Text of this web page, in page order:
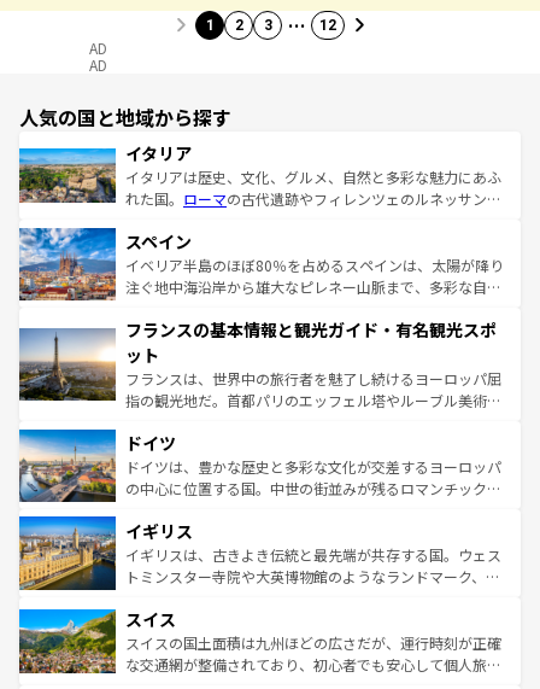
1 2 3 … 12
AD
AD
人気の国と地域から探す
イタリア
イタリアは歴史、文化、グルメ、自然と多彩な魅力にあふ
れた国。 ローマの古代遺跡やフィレンツェのルネッサンス
ろん、トスカーナの美しい田園風景やアマルフィ海岸の絶
景など、自然景観も見逃せない。観光の合間には、本場の
ピザやパスタなど、絶品のイタリア料理を堪能することも
ませてくれるイタリアで、忘れられない旅をしてみよう！
なお、新着のイタリア情報は
しい。
スペイン
イベリア半島のほぼ80％を占めるスペインは、太陽が降り
注ぐ地中海沿岸から雄大なピレネー山脈まで、多彩な自然
文化が根付くこの国では、情熱的なフラメンコ、熱気あふ
れる闘牛、そして美味しいタパスが生活の一部となってい
る。首都マドリードの洗練された雰囲気や、バルセロナの
アートに溢れた街角から、地方では古代ローマ遺跡や中世
せる。地方によって風土や気候が異なるスペインはその個
性で訪れる人を魅了する。 なお、新着のスペイン情報は コ
ンテンツ一覧を参照してほしい。
フランスの基本情報と観光ガイド・有名観光スポ
ット
フランスは、世界中の旅行者を魅了し続けるヨーロッパ屈
指の観光地だ。首都パリのエッフェル塔やルーブル美術館
で、幅広い魅力が詰まっている。華麗な宮殿、歴史的な大
聖堂、美しいビーチ、そして豊かな自然が、訪れる者を心
から魅了する。また、フランスは美食の国としても知ら
いる。シャンパンの発祥地であるランス、プロヴァンスの
香り高いラベンダー畑など、多彩な楽しみ方が可能だ。さ
らに、パリ以外の地域にも魅力が溢れており、どの街角に
れる地方に足を運ぶとそれぞれで全く異なる文化を体験で
きるだろう。 なお、新着のフランス情報はコンテンツ一覧
を参照してほしい。
ドイツ
ドイツは、豊かな歴史と多彩な文化が交差するヨーロッパ
の中心に位置する国。中世の街並みが残るロマンチック街
顔を持つこの国は、どこを歩いても飽きることがない。ベ
ルリンの文化的活気、バイエルン州のアルプスの絶景、そ
してライン川沿いのワイン畑といった風景は必見。ビール
は、お酒好きな人にはぜひ体験してほしい。 なお、新着の
ドイツ情報はコンテンツ一覧を参照してほしい。
イギリス
イギリスは、古きよき伝統と最先端が共存する国。ウェス
トミンスター寺院や大英博物館のようなランドマーク、歴
リアごとに異なる魅力がある。また、優雅なアフタヌーン
ティー、ビール好きにはたまらない英国パブ、サッカー観
戦など、本場だからこそできる体験も豊富。イギリスを旅
スイス
スイスの国土面積は九州ほどの広さだが、運行時刻が正確
な交通網が整備されており、初心者でも安心して個人旅行